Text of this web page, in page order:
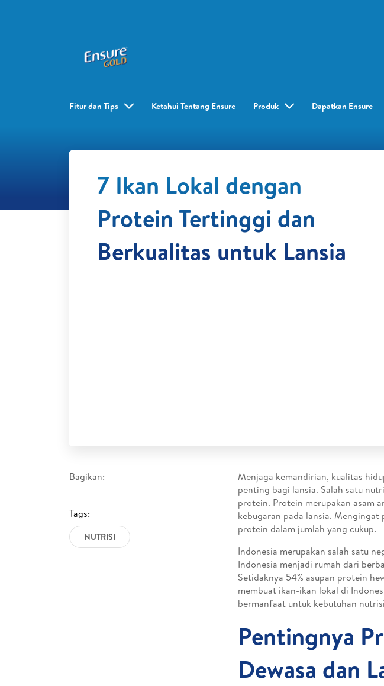
Fitur dan Tips Ketahui Tentang Ensure Produk Dapatkan Ensure
7 Ikan Lokal dengan
Protein Tertinggi dan
Berkualitas untuk Lansia
Bagikan:
Tags:
NUTRISI
Menjaga kemandirian, kualitas
penting bagi lansia. Salah satu
protein. Protein merupakan asam
kebugaran pada lansia.
protein dalam jumlah yang cukup.
Indonesia merupakan salah satu
Indonesia menjadi rumah dari
Setidaknya 54% asupan protein
membuat ikan-ikan lokal di
bermanfaat untuk kebutuhan
Pentingnya
Dewasa dan